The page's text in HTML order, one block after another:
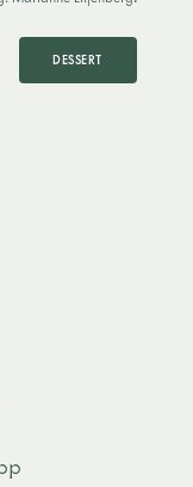
DESSERT